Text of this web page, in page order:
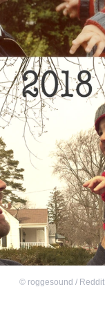
© roggesound / Reddit